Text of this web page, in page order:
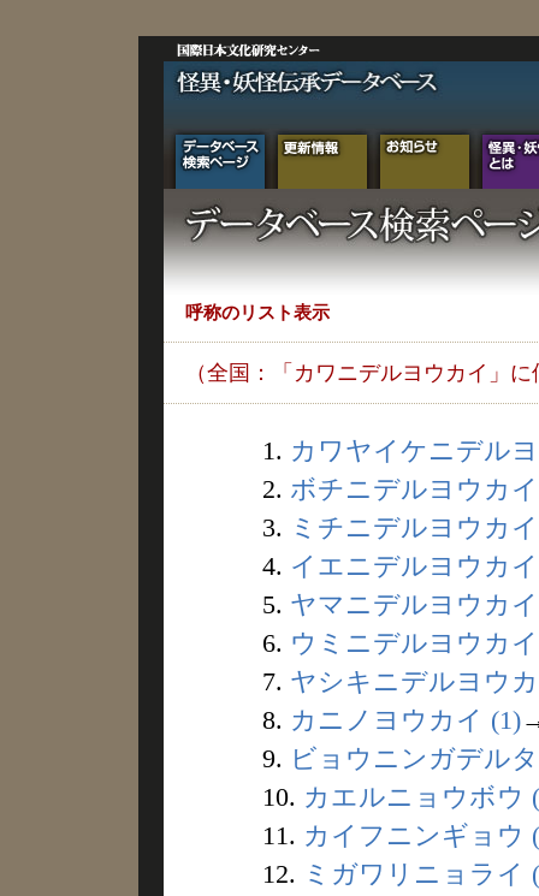
呼称のリスト表示
（全国：「カワニデルヨウカイ」
1. カワヤイケニデル
2. ボチニデルヨウカ
3. ミチニデルヨウカ
4. イエニデルヨウカ
5. ヤマニデルヨウカ
6. ウミニデルヨウカ
7. ヤシキニデルヨウ
8. カニノヨウカイ (1)
9. ビョウニンガデル
10. カエルニョウボウ
11. カイフニンギョウ
12. ミガワリニョライ